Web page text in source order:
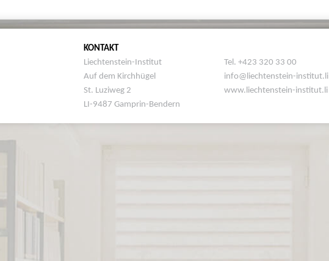
KONTAKT
Liechtenstein-Institut
Auf dem Kirchhügel
St. Luziweg 2
LI-9487 Gamprin-Bendern
Tel. +423 320 33 00
info@liechtenstein-institut.li
www.liechtenstein-institut.li